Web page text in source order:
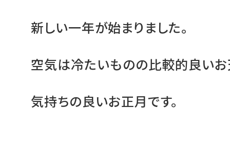
新しい一年が始まりました。
空気は冷たいものの比較的良い
気持ちの良いお正月です。